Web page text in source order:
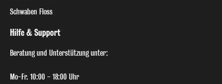
Hilfe & Support
Beratungund Unterstützung unter:
Mo-Fr. 10:00 - 18:00 Uhr
Schwaben Floss